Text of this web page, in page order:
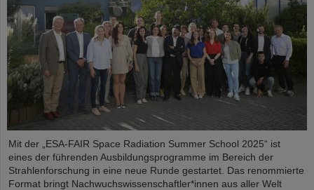
Mit der „ESA-FAIR Space Radiation Summer School 2025“ ist
eines der führenden Ausbildungsprogramme im Bereich der
Strahlenforschung in eine neue Runde gestartet. Das renommierte
Format bringt Nachwuchswissenschaftler*innen aus aller Welt